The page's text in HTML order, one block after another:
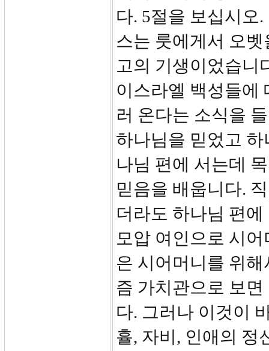
다. 5절을 보십시오
스는 룻에게서 오
고의 기생이었습니
이스라엘 백성들에
러 온다는 소식을
하나님을 믿었고
나님 편에 서는데
믿음을 배웁니다.
더라도 하나님 편
모압 여인으로 시
은 시어머니를 위
즘 가치관으로 보
다. 그러나 이것이
휼, 자비, 인애의 정